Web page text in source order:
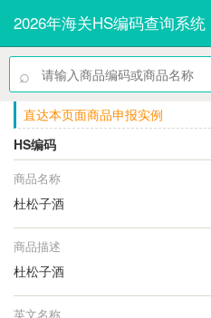
2026年海关HS编码查询系统
⌕
直达本页面商品申报实例
HS编码
商品名称
杜松子酒
商品描述
杜松子酒
英文名称